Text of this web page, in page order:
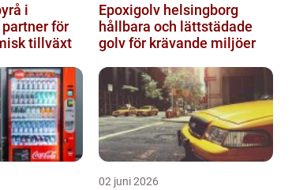
i
för
tillväxt
Epoxigolv helsingborg
hållbara och lättstädade
golv för krävande miljöer
02 juni 2026